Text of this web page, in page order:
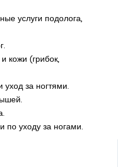
услуги подолога,
кожи (грибок,
уход за ногтями.
по уходу за ногами.